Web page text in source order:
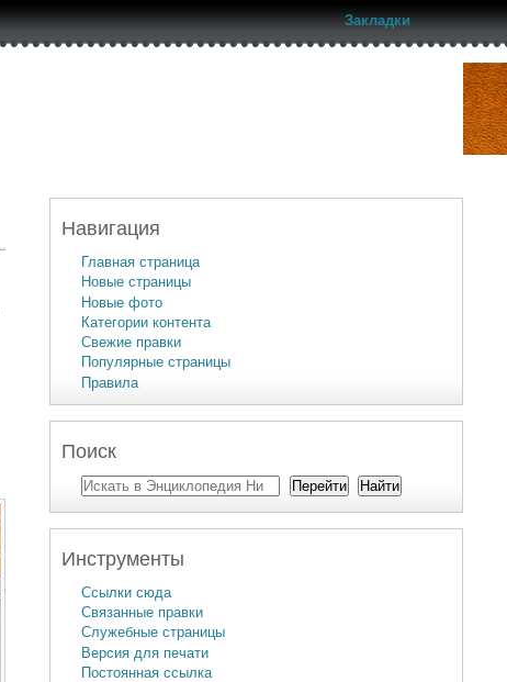
Закладки
Навигация
Главная страница
Новые страницы
Новые фото
Категории контента
Свежие правки
Популярные страницы
Правила
Поиск
Инструменты
Ссылки сюда
Связанные правки
Служебные страницы
Версия для печати
Постоянная ссылка